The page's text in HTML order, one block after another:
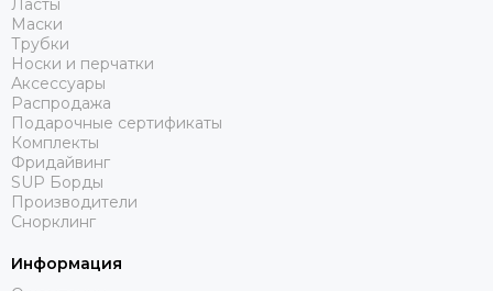
Ласты
Маски
Трубки
Носки и перчатки
Аксессуары
Распродажа
Подарочные сертификаты
Комплекты
Фридайвинг
SUP Борды
Производители
Снорклинг
Информация